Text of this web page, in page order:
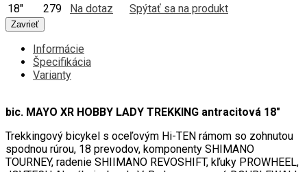
18"
279 Na dotaz Spýtať sa na produkt
Zavrieť
Informácie
Špecifikácia
Varianty
bic. MAYO XR HOBBY LADY TREKKING antracitová 18"
Trekkingový bicykel s oceľovým Hi-TEN rámom so zohnutou
spodnou rúrou, 18 prevodov, komponenty SHIMANO
TOURNEY, radenie SHIIMANO REVOSHIFT, kľuky PROWHEEL,